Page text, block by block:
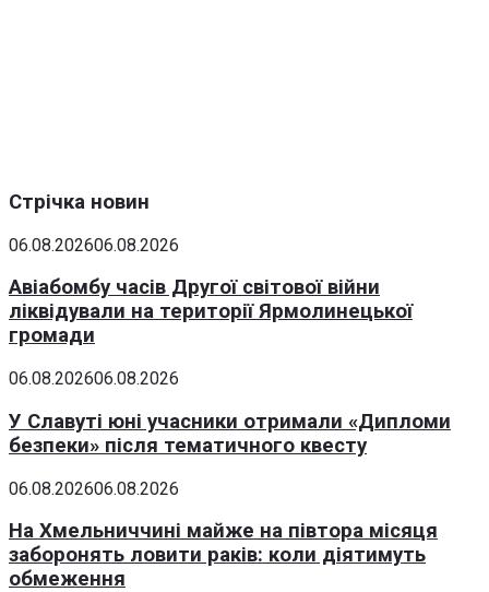
Стрічка новин
06.08.202606.08.2026
Авіабомбу часів Другої світової війни
ліквідували на території Ярмолинецької
громади
06.08.202606.08.2026
У Славуті юні учасники отримали «Дипломи
безпеки» після тематичного квесту
06.08.202606.08.2026
На Хмельниччині майже на півтора місяця
заборонять ловити раків: коли діятимуть
обмеження